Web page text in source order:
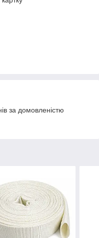
за домовленістю